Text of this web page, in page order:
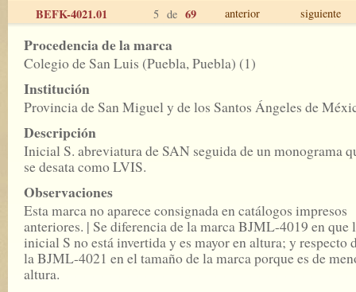
BEFK-4021.01 5 de 69 anterior siguiente
Procedencia de la marca
Colegio de San Luis (Puebla, Puebla) (1)
Institución
Provincia de San Miguel y de los Santos Ángeles de
Descripción
Inicial S. abreviatura de SAN seguida de un monograma
se desata como LVIS.
Observaciones
Esta marca no aparece consignada en catálogos impresos
anteriores. | Se diferencia de la marca BJML-4019 en que
inicial S no está invertida y es mayor en altura; y respecto
la BJML-4021 en el tamaño de la marca porque es de
altura.